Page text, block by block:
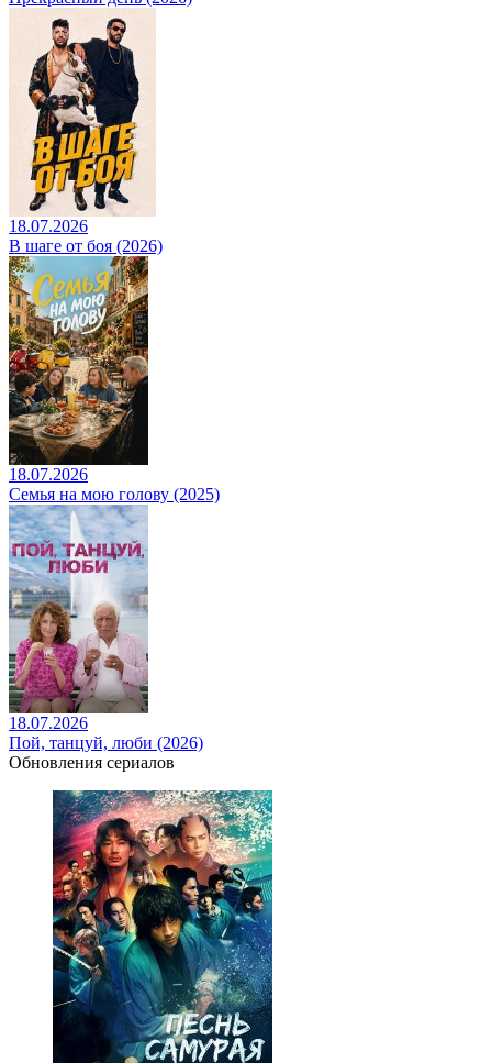
18.07.2026
В шаге от боя (2026)
18.07.2026
Семья на мою голову (2025)
18.07.2026
Пой, танцуй, люби (2026)
Обновления сериалов